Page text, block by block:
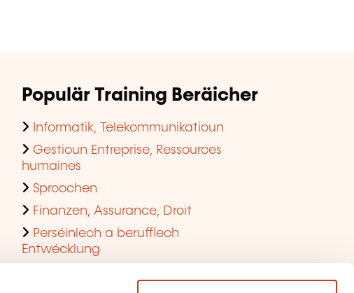
Populär Training Beräicher
Informatik, Telekommunikatioun
Gestioun Entreprise, Ressources
humaines
Sproochen
Finanzen, Assurance, Droit
Perséinlech a berufflech
Entwécklung